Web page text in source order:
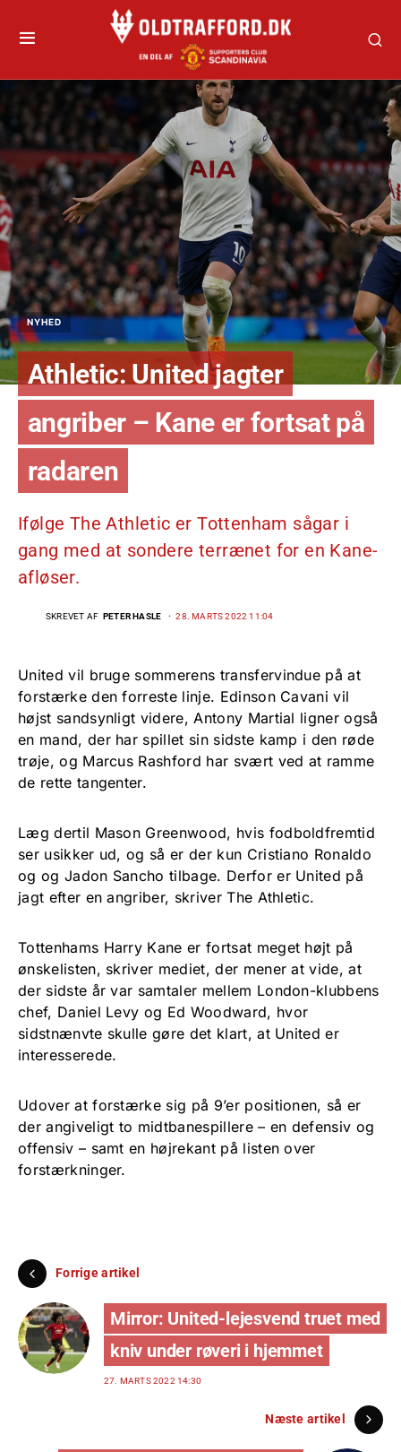
NYHED
Athletic: United jagter
angriber – Kane er fortsat på
radaren
Ifølge The Athletic er Tottenham sågar i
gang med at sondere terrænet for en Kane-
afløser.
SKREVET AF PETER HASLE 28. MARTS 2022 11:04
United vil bruge sommerens transfervindue på at
forstærke den forreste linje. Edinson Cavani vil
højst sandsynligt videre, Antony Martial ligner også
en mand, der har spillet sin sidste kamp i den røde
trøje, og Marcus Rashford har svært ved at ramme
de rette tangenter.
Læg dertil Mason Greenwood, hvis fodboldfremtid
ser usikker ud, og så er der kun Cristiano Ronaldo
og og Jadon Sancho tilbage. Derfor er United på
jagt efter en angriber, skriver The Athletic.
Tottenhams Harry Kane er fortsat meget højt på
ønskelisten, skriver mediet, der mener at vide, at
der sidste år var samtaler mellem London-klubbens
chef, Daniel Levy og Ed Woodward, hvor
sidstnænvte skulle gøre det klart, at United er
interesserede.
Udover at forstærke sig på 9’er positionen, så er
der angiveligt to midtbanespillere – en defensiv og
offensiv – samt en højrekant på listen over
forstærkninger.
Forrige artikel
Mirror: United-lejesvend truet med
kniv under røveri i hjemmet
27. MARTS 2022 14:30
Næste artikel